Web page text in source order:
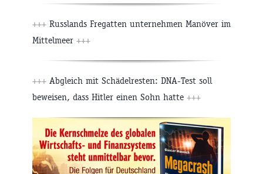
+++ Russlands Fregatten unternehmen Manöver im
Mittelmeer +++
+++ Abgleich mit Schädelresten: DNA-Test soll
beweisen, dass Hitler einen Sohn hatte +++